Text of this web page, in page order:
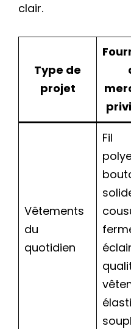
clair.
Type de
projet
Vêtements
du
quotidien
Fil
éclair